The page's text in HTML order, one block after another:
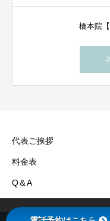
橋本院
代表ご挨拶
料金表
Q＆A